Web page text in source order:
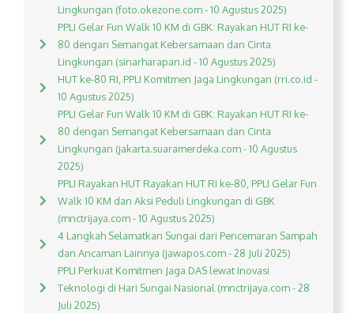
Lingkungan (foto.okezone.com - 10 Agustus 2025)
PPLI Gelar Fun Walk 10 KM di GBK: Rayakan HUT RI ke-
80 dengan Semangat Kebersamaan dan Cinta
Lingkungan (sinarharapan.id - 10 Agustus 2025)
HUT ke-80 RI, PPLI Komitmen Jaga Lingkungan (rri.co.id -
10 Agustus 2025)
PPLI Gelar Fun Walk 10 KM di GBK: Rayakan HUT RI ke-
80 dengan Semangat Kebersamaan dan Cinta
Lingkungan (jakarta.suaramerdeka.com - 10 Agustus
2025)
PPLI Rayakan HUT Rayakan HUT RI ke-80, PPLI Gelar Fun
Walk 10 KM dan Aksi Peduli Lingkungan di GBK
(mnctrijaya.com - 10 Agustus 2025)
4 Langkah Selamatkan Sungai dari Pencemaran Sampah
dan Ancaman Lainnya (jawapos.com - 28 Juli 2025)
PPLI Perkuat Komitmen Jaga DAS lewat Inovasi
Teknologi di Hari Sungai Nasional (mnctrijaya.com - 28
Juli 2025)